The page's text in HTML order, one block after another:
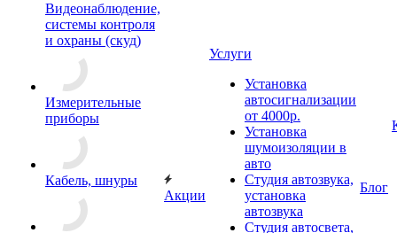
Видеонаблюдение,
системы контроля
и охраны (скуд)
Измерительные
приборы
Кабель, шнуры
Акции
Услуги
Установка
автосигнализации
от 4000р.
Установка
шумоизоляции в
авто
Студия автозвука,
установка
автозвука
Студия автосвета,
Блог